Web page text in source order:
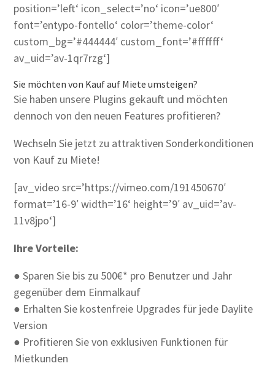
position=’left‘ icon_select=’no‘ icon=’ue800′
font=’entypo-fontello‘ color=’theme-color‘
custom_bg=’#444444′ custom_font=’#ffffff‘
av_uid=’av-1qr7rzg‘]
Sie möchten von Kauf auf Miete umsteigen?
Sie haben unsere Plugins gekauft und möchten
dennoch von den neuen Features profitieren?
Wechseln Sie jetzt zu attraktiven Sonderkonditionen
von Kauf zu Miete!
[av_video src=’https://vimeo.com/191450670′
format=’16-9′ width=’16‘ height=’9′ av_uid=’av-
11v8jpo‘]
Ihre Vorteile:
● Sparen Sie bis zu 500€* pro Benutzer und Jahr
gegenüber dem Einmalkauf
● Erhalten Sie kostenfreie Upgrades für jede Daylite
Version
● Profitieren Sie von exklusiven Funktionen für
Mietkunden